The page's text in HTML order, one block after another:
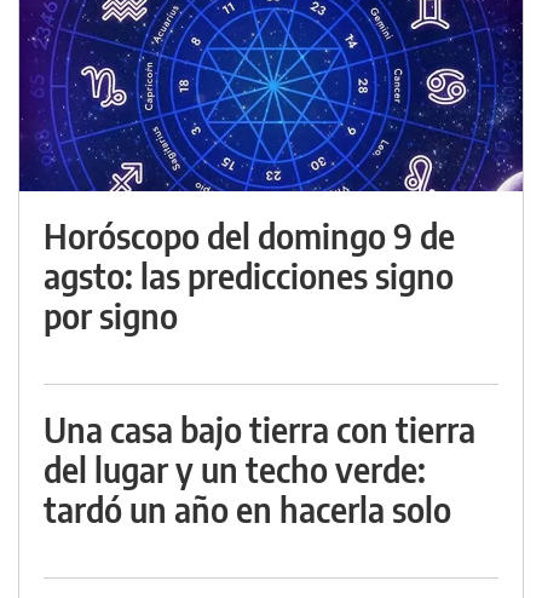
Horóscopo del domingo 9 de
agsto: las predicciones signo
por signo
Una casa bajo tierra con tierra
del lugar y un techo verde:
tardó un año en hacerla solo